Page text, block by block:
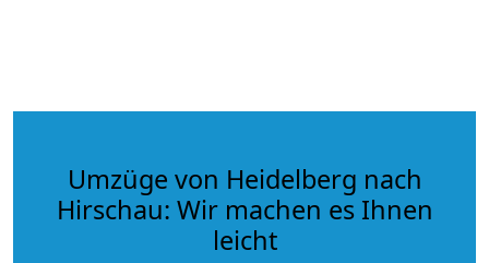
Umzüge von Heidelberg nach
Hirschau: Wir machen es Ihnen
leicht